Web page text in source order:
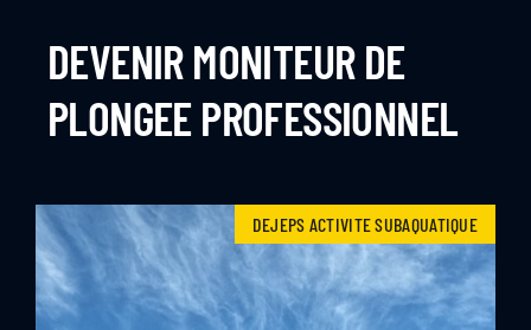
DEVENIR MONITEUR DE
PLONGEE PROFESSIONNEL
DEJEPS ACTIVITE SUBAQUATIQUE